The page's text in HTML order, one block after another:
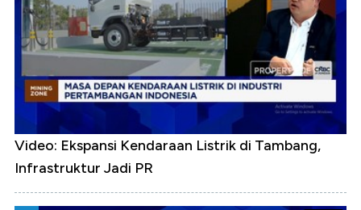
Video: Ekspansi Kendaraan Listrik di Tambang,
Infrastruktur Jadi PR